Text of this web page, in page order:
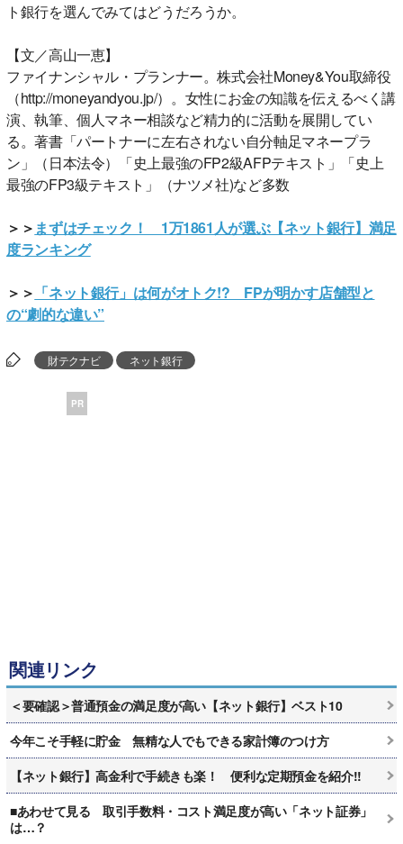
ト銀行を選んでみてはどうだろうか。
【文／高山一恵】
ファイナンシャル・プランナー。株式会社Money&You取締役
（http://moneyandyou.jp/）。女性にお金の知識を伝えるべく講
演、執筆、個人マネー相談など精力的に活動を展開してい
る。著書「パートナーに左右されない自分軸足マネープラ
ン」（日本法令）「史上最強のFP2級AFPテキスト」「史上
最強のFP3級テキスト」（ナツメ社)など多数
＞＞ まずはチェック！ 1万1861人が選ぶ【ネット銀行】満足
度ランキング
＞＞ 「ネット銀行」は何がオトク!? FPが明かす店舗型と
の“劇的な違い”
財テクナビ ネット銀行
PR
関連リンク
＜要確認＞普通預金の満足度が高い【ネット銀行】ベスト10
今年こそ手軽に貯金 無精な人でもできる家計簿のつけ方
【ネット銀行】高金利で手続きも楽！ 便利な定期預金を紹介!!
■あわせて見る 取引手数料・コスト満足度が高い「ネット証券」
は…？